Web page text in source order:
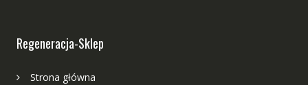
Regeneracja-Sklep
Strona główna